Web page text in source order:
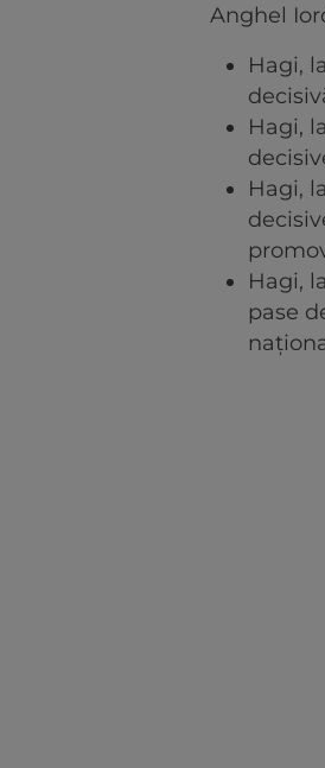
Anghel
Hagi,
Hagi,
Hagi,
Hagi,
pase